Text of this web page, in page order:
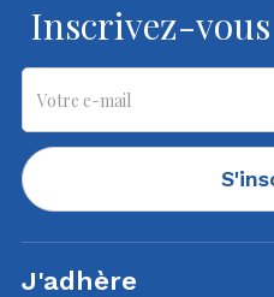
Inscrivez-
J'adhère